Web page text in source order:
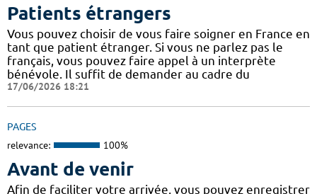
Patients étrangers
Vous pouvez choisir de vous faire soigner en France en
tant que patient étranger. Si vous ne parlez pas le
français, vous pouvez faire appel à un interprète
bénévole. Il suffit de demander au cadre du
17/06/2026 18:21
PAGES
relevance: 100%
Avant de venir
Afin de faciliter votre arrivée, vous pouvez enregistrer